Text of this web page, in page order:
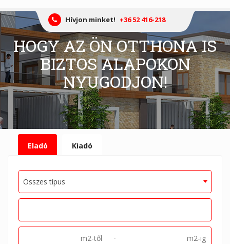
Hívjon minket! +36 52 416-218
HOGY AZ ÖN OTTHONA IS
BIZTOS ALAPOKON
NYUGODJON!
Eladó Kiadó
Összes típus
-